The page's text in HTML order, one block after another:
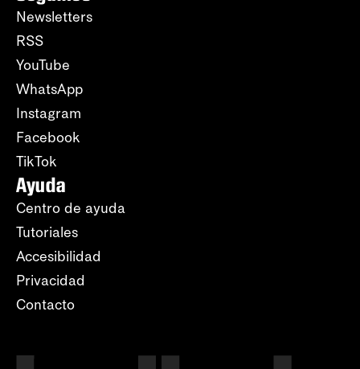
Newsletters
RSS
YouTube
WhatsApp
Instagram
Facebook
TikTok
Ayuda
Centro de ayuda
Tutoriales
Accesibilidad
Privacidad
Contacto